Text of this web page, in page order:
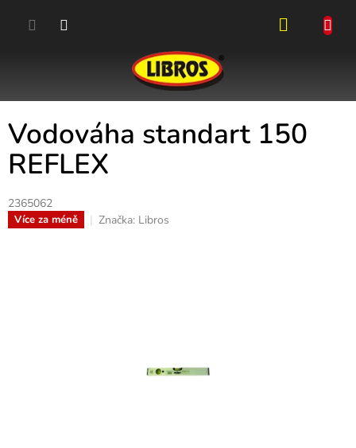
Vodováha standart 150
REFLEX
2365062
Více za méně Značka: Libros